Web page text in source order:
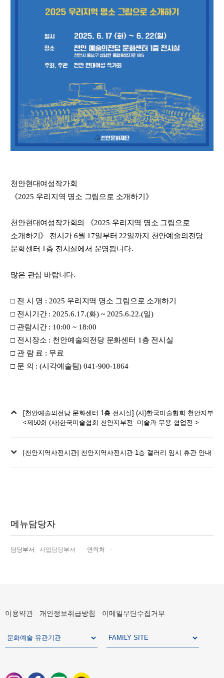
천안현대여성작가회
《2025 우리지역 명소 그림으로 소개하기 》
천안현대여성작가회의 《2025 우리지역 명소 그림으로
소개하기 》 전시가 6월 17일부터22일까지 천안예술의전당
문화센터 1층 전시실에서 운영됩니다.
많은 관심 바랍니다.
□ 전 시 명 : 2025 우리지역 명소 그림으로 소개하기
□ 전시기간 : 2025.6.17.(화) ~ 2025.6.22.(일)
□ 관람시간 : 10:00 ~ 18:00
□ 전시장소 : 천안예술의전당 문화센터 1층 전시실
□ 관 람 료 : 무료
□ 문 의 : (시각예술팀) 041-900-1864
이
전
[천안예술의전당 문화센터 1층 전시실] (사)한국미술협회 천안지부
<제50회 (사)한국미술협회 천안지부전 -미술과 무용 협업전->
다[천안지역사전시관] 천안지역사전시관 1층 갤러리 임시 휴관 안내
메뉴담당자
담당부서 사업담당부서 연락처 -
이용약관 개인정보취급방침 이메일무단수집거부